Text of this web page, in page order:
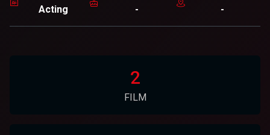
Acting - -
2
FILM